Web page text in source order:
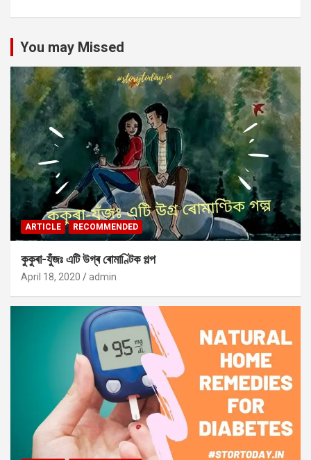
You may Missed
ARTICLE RECOMMENDED
কুকুৰা-যুঁজঃ এটি উগ্ৰ ৰোমাণ্টিক গল্প
April 18, 2020 admin